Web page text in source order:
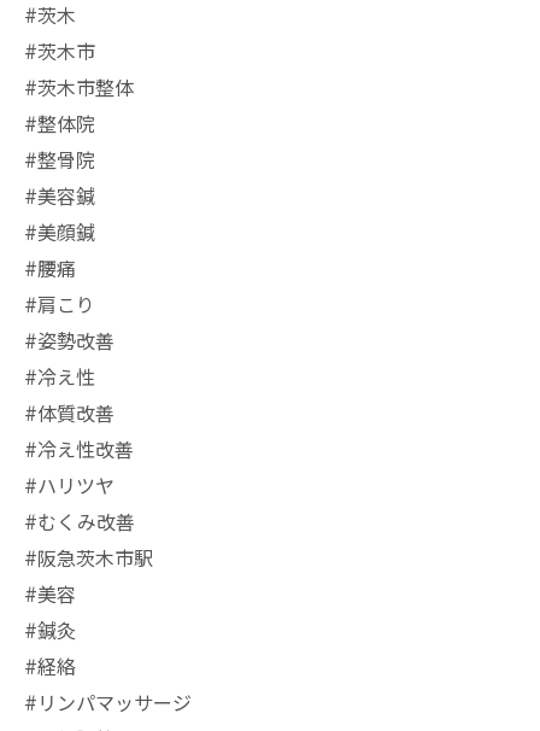
#茨木
#茨木市
#茨木市整体
#整体院
#整骨院
#美容鍼
#美顔鍼
#腰痛
#肩こり
#姿勢改善
#冷え性
#体質改善
#冷え性改善
#ハリツヤ
#むくみ改善
#阪急茨木市駅
⁡#美容
#鍼灸
#経絡
#リンパマッサージ